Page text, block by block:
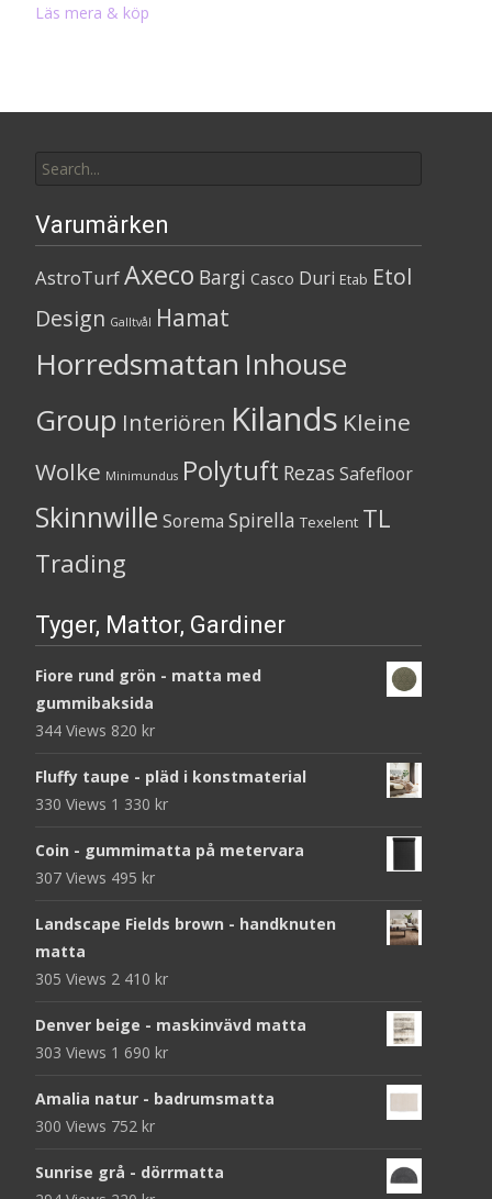
Läs mera & köp
for:
Varumärken
AstroTurfAxeco Bargi Casco Duri Etab Etol
Design Galltvål Hamat
Horredsmattan Inhouse
Group Interiören Kilands Kleine
Wolke Minimundus Polytuft Rezas Safefloor
Skinnwille Sorema Spirella Texelent TL
Trading
Tyger, Mattor, Gardiner
Fiore rund grön - matta med
gummibaksida
344 Views 820 kr
Fluffy taupe - pläd i konstmaterial
330 Views 1 330 kr
Coin - gummimatta på metervara
307 Views 495 kr
Landscape Fields brown - handknuten
matta
305 Views 2 410 kr
Denver beige - maskinvävd matta
303 Views 1 690 kr
Amalia natur - badrumsmatta
300 Views 752 kr
Sunrise grå - dörrmatta